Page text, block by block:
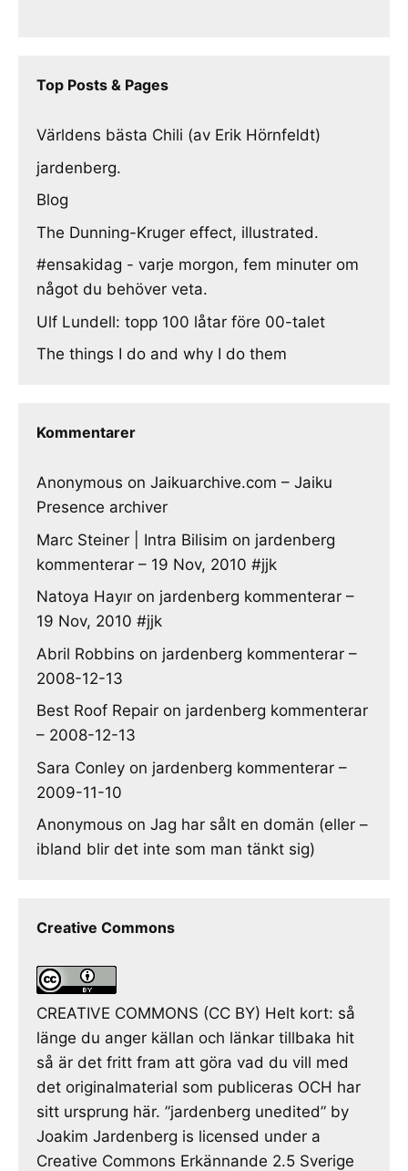
Top Posts & Pages
Världens bästa Chili (av Erik Hörnfeldt)
jardenberg.
Blog
The Dunning-Kruger effect, illustrated.
#ensakidag - varje morgon, fem minuter om
något du behöver veta.
Ulf Lundell: topp 100 låtar före 00-talet
The things I do and why I do them
Kommentarer
Anonymous on Jaikuarchive.com – Jaiku
Presence archiver
Marc Steiner | Intra Bilisim on jardenberg
kommenterar – 19 Nov, 2010 #jjk
Natoya Hayır on jardenberg kommenterar –
19 Nov, 2010 #jjk
Abril Robbins on jardenberg kommenterar –
2008-12-13
Best Roof Repair on jardenberg kommenterar
– 2008-12-13
Sara Conley on jardenberg kommenterar –
2009-11-10
Anonymous on Jag har sålt en domän (eller –
ibland blir det inte som man tänkt sig)
Creative Commons
CREATIVE COMMONS (CC BY) Helt kort: så
länge du anger källan och länkar tillbaka hit
så är det fritt fram att göra vad du vill med
det originalmaterial som publiceras OCH har
sitt ursprung här. ”jardenberg unedited” by
Joakim Jardenberg is licensed under a
Creative Commons Erkännande 2.5 Sverige